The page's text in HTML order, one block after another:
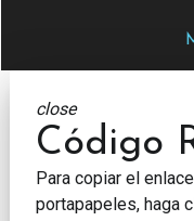
close
Código
Para copiar el
portapapeles, haga